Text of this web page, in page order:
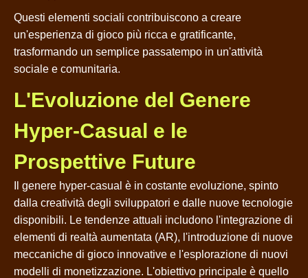
Questi elementi sociali contribuiscono a creare
un'esperienza di gioco più ricca e gratificante,
trasformando un semplice passatempo in un'attività
sociale e comunitaria.
L'Evoluzione del Genere
Hyper-Casual e le
Prospettive Future
Il genere hyper-casual è in costante evoluzione, spinto
dalla creatività degli sviluppatori e dalle nuove tecnologie
disponibili. Le tendenze attuali includono l'integrazione di
elementi di realtà aumentata (AR), l'introduzione di nuove
meccaniche di gioco innovative e l'esplorazione di nuovi
modelli di monetizzazione. L'obiettivo principale è quello